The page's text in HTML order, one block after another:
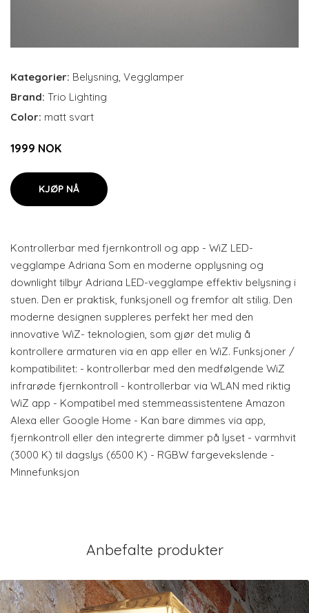
Kategorier: Belysning, Vegglamper
Brand: Trio Lighting
Color: matt svart
1999 NOK
KJØP NÅ
Kontrollerbar med fjernkontroll og app - WiZ LED-
vegglampe Adriana Som en moderne opplysning og
downlight tilbyr Adriana LED-vegglampe effektiv belysning i
stuen. Den er praktisk, funksjonell og fremfor alt stilig. Den
moderne designen suppleres perfekt her med den
innovative WiZ- teknologien, som gjør det mulig å
kontrollere armaturen via en app eller en WiZ. Funksjoner /
kompatibilitet: - kontrollerbar med den medfølgende WiZ
infrarøde fjernkontroll - kontrollerbar via WLAN med riktig
WiZ app - Kompatibel med stemmeassistentene Amazon
Alexa eller Google Home - Kan bare dimmes via app,
fjernkontroll eller den integrerte dimmer på lyset - varmhvit
(3000 K) til dagslys (6500 K) - RGBW fargevekslende -
Minnefunksjon
Anbefalte produkter